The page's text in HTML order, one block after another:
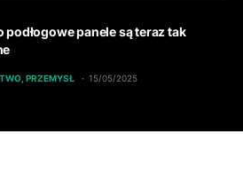
podłogowe panele są teraz tak
PRZEMYSŁ 15/05/2025